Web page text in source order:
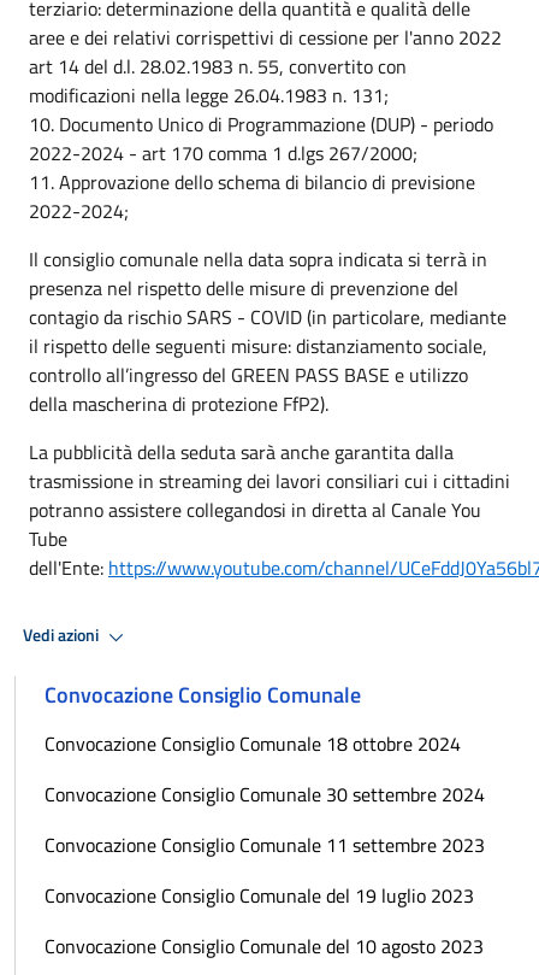
terziario: determinazione della quantità e qualità delle
aree e dei relativi corrispettivi di cessione per l'anno 2022
art 14 del d.l. 28.02.1983 n. 55, convertito con
modificazioni nella legge 26.04.1983 n. 131;
10. Documento Unico di Programmazione (DUP) - periodo
2022-2024 - art 170 comma 1 d.lgs 267/2000;
11. Approvazione dello schema di bilancio di previsione
2022-2024;
Il consiglio comunale nella data sopra indicata si terrà in
presenza nel rispetto delle misure di prevenzione del
contagio da rischio SARS - COVID (in particolare, mediante
il rispetto delle seguenti misure: distanziamento sociale,
controllo all’ingresso del GREEN PASS BASE e utilizzo
della mascherina di protezione FfP2).
La pubblicità della seduta sarà anche garantita dalla
trasmissione in streaming dei lavori consiliari cui i cittadini
potranno assistere collegandosi in diretta al Canale You
Tube
dell'Ente: https://www.youtube.com/channel/
Vedi azioni
Convocazione Consiglio Comunale
Convocazione Consiglio Comunale 18 ottobre 2024
Convocazione Consiglio Comunale 30 settembre 2024
Convocazione Consiglio Comunale 11 settembre 2023
Convocazione Consiglio Comunale del 19 luglio 2023
Convocazione Consiglio Comunale del 10 agosto 2023